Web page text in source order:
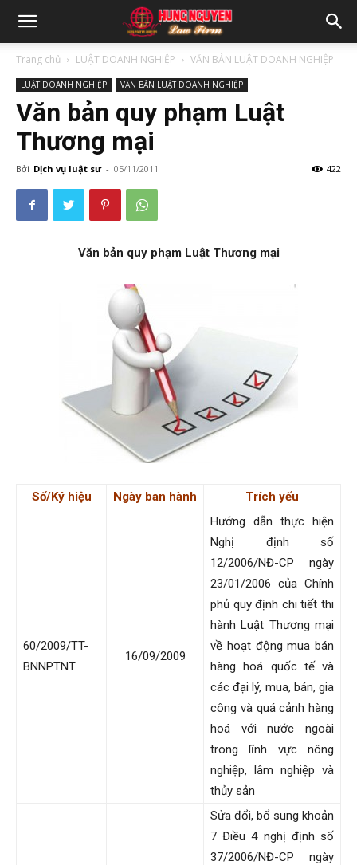
Trang chủ LUẬT DOANH NGHIỆP VĂN BẢN LUẬT DOANH NGHIỆP
LUẬT DOANH NGHIỆP VĂN BẢN LUẬT DOANH NGHIỆP
Văn bản quy phạm Luật
Thương mại
Bởi Dịch vụ luật sư - 05/11/2011 422
Văn bản quy phạm Luật Thương mại
Số/Ký hiệu Ngày ban hành Trích yếu
60/2009/TT-
BNNPTNT
16/09/2009
Hướng dẫn thực hiện
Nghị định số
12/2006/NĐ-CP ngày
23/01/2006 của Chính
phủ quy định chi tiết thi
hành Luật Thương mại
về hoạt động mua bán
hàng hoá quốc tế và
các đại lý, mua, bán, gia
công và quá cảnh hàng
hoá với nước ngoài
trong lĩnh vực nông
nghiệp, lâm nghiệp và
thủy sản
Sửa đổi, bổ sung khoản
7 Điều 4 nghị định số
37/2006/NĐ-CP ngày